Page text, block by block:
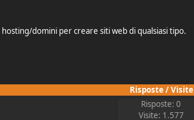
domini per creare siti web di qualsiasi tipo.
Risposte/Visite
Risposte: 0
Visite: 1.577